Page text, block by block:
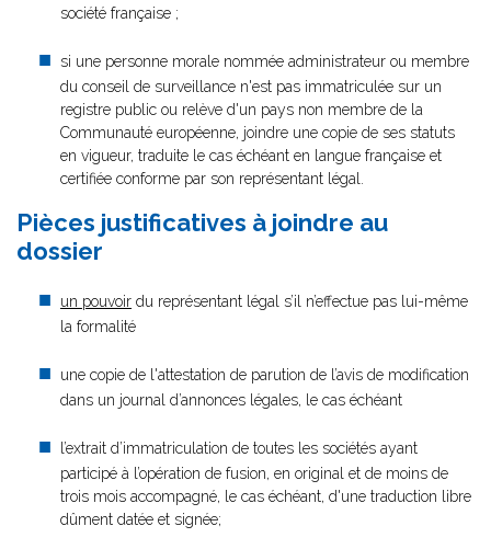
société française ;
si une personne morale nommée administrateur ou membre
du conseil de surveillance n'est pas immatriculée sur un
registre public ou relève d'un pays non membre de la
Communauté européenne, joindre une copie de ses statuts
en vigueur, traduite le cas échéant en langue française et
certifiée conforme par son représentant légal.
Pièces justificatives à joindre au
dossier
un pouvoir du représentant légal s’il n’effectue pas lui-même
la formalité
une copie de l'attestation de parution de l’avis de modification
dans un journal d’annonces légales, le cas échéant
l’extrait d’immatriculation de toutes les sociétés ayant
participé à l’opération de fusion, en original et de moins de
trois mois accompagné, le cas échéant, d'une traduction libre
dûment datée et signée;